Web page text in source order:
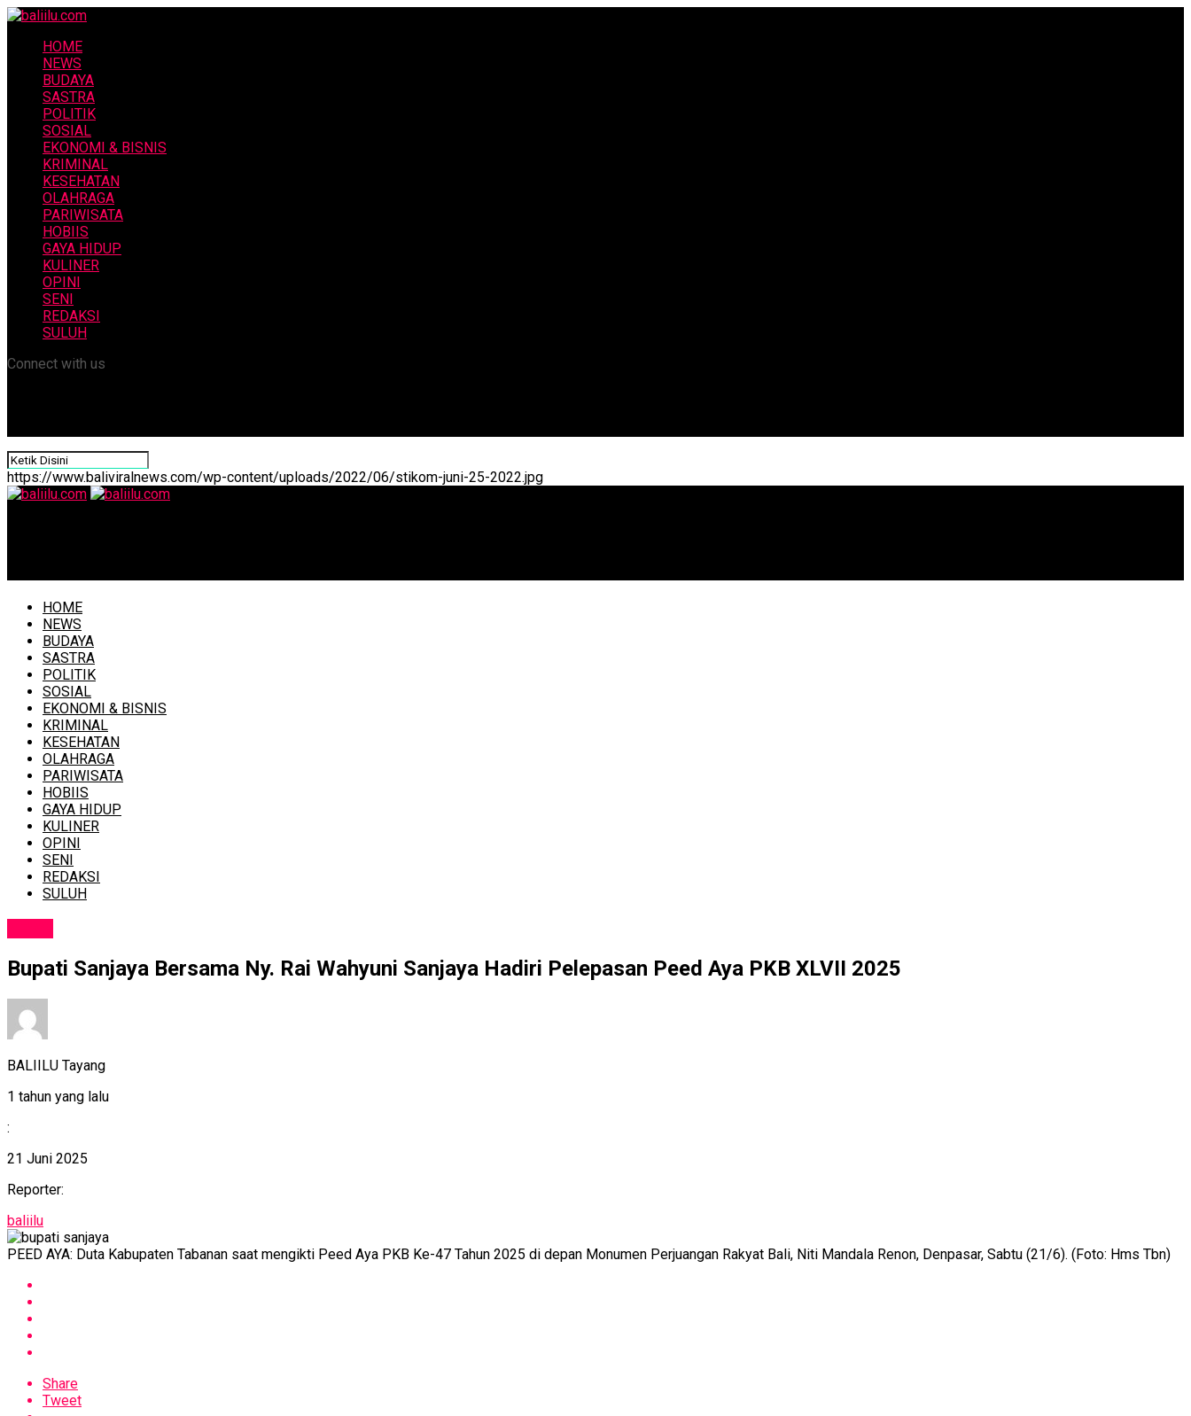
HOME
NEWS
BUDAYA
SASTRA
POLITIK
SOSIAL
EKONOMI & BISNIS
KRIMINAL
KESEHATAN
OLAHRAGA
PARIWISATA
HOBIIS
GAYA HIDUP
KULINER
OPINI
SENI
REDAKSI
SULUH
Connect with us
https://www.baliviralnews.com/wp-content/uploads/2022/06/stikom-juni-25-2022.jpg
HOME
NEWS
BUDAYA
SASTRA
POLITIK
SOSIAL
EKONOMI & BISNIS
KRIMINAL
KESEHATAN
OLAHRAGA
PARIWISATA
HOBIIS
GAYA HIDUP
KULINER
OPINI
SENI
REDAKSI
SULUH
Bupati Sanjaya Bersama Ny. Rai Wahyuni Sanjaya Hadiri Pelepasan Peed Aya PKB XLVII 2025
BALIILU Tayang
1 tahun yang lalu
:
21 Juni 2025
Reporter:
baliilu
PEED AYA: Duta Kabupaten Tabanan saat mengikti Peed Aya PKB Ke-47 Tahun 2025 di depan Monumen Perjuangan Rakyat Bali, Niti Mandala Renon, Denpasar, Sabtu (21/6). (Foto: Hms Tbn)
Share
Tweet